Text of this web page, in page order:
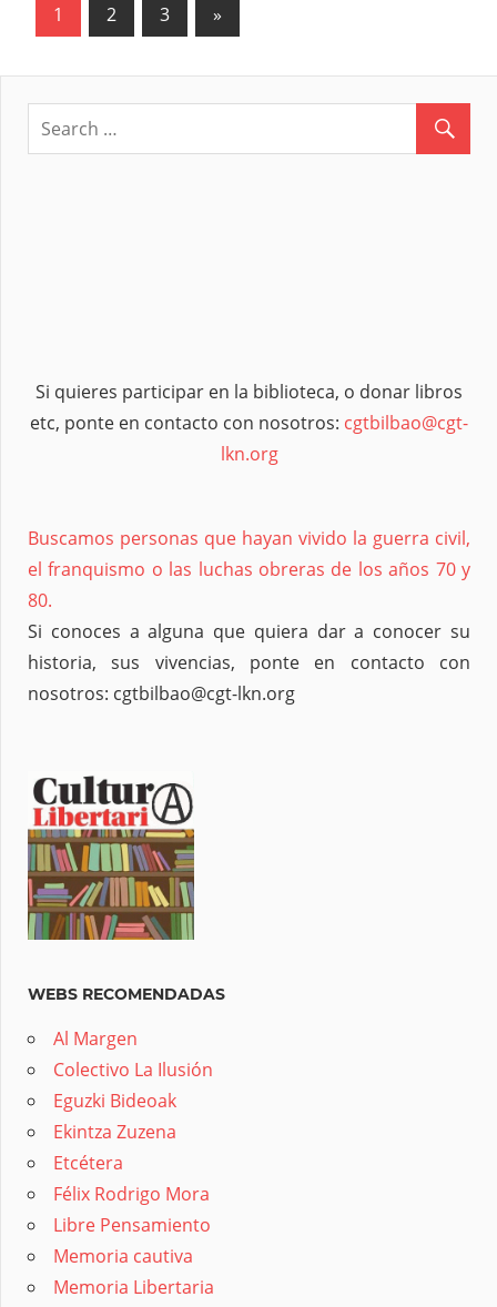
Paginación
de
entradas
1 2 3
Next
»
Si quieres participar en la biblioteca, o donar libros
etc, ponte en contacto con nosotros: cgtbilbao@cgt-
lkn.org
Buscamos personas que hayan vivido la guerra civil,
el franquismo o las luchas obreras de los años 70 y
80.
Si conoces a alguna que quiera dar a conocer su
historia, sus vivencias, ponte en contacto con
nosotros: cgtbilbao@cgt-lkn.org
WEBS RECOMENDADAS
Al Margen
Colectivo La Ilusión
Eguzki Bideoak
Ekintza Zuzena
Etcétera
Félix Rodrigo Mora
Libre Pensamiento
Memoria cautiva
Memoria Libertaria